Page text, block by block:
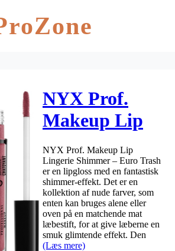
NYX Prof.
Makeup Lip
Lingerie
Shimmer 3,4
ml – Euro
Trash
NYX Prof. Makeup Lip
Lingerie Shimmer – Euro Trash
er en lipgloss med en fantastisk
shimmer-effekt. Det er en
kollektion af nude farver, som
enten kan bruges alene eller
oven på en matchende mat
læbestift, for at give læberne en
smuk glimtende effekt. Den
(Læs mere)